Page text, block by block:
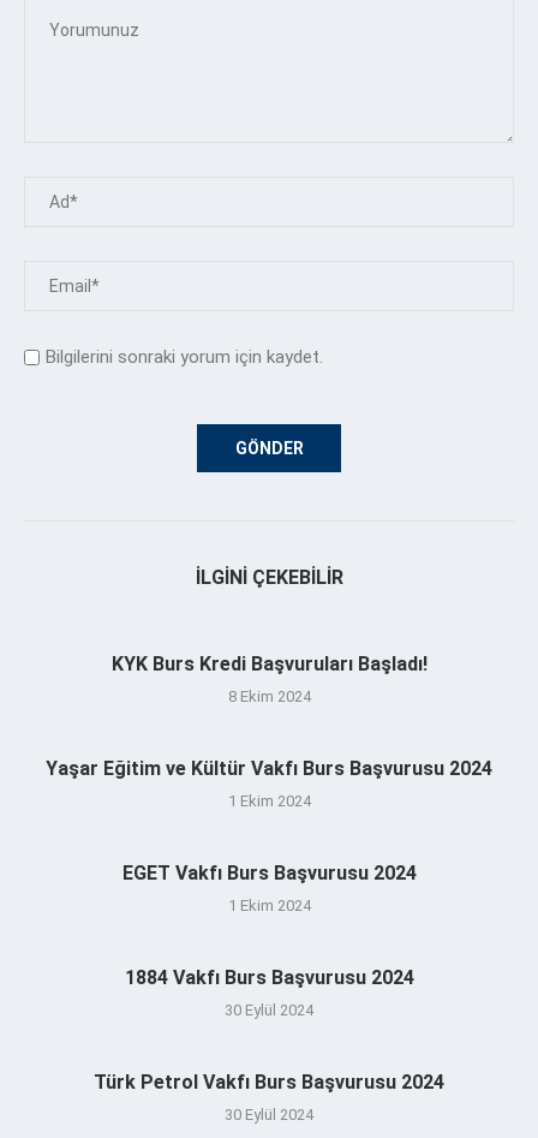
Bilgilerini sonraki yorum için kaydet.
İLGINI ÇEKEBILIR
KYK Burs Kredi Başvuruları Başladı!
8 Ekim 2024
Yaşar Eğitim ve Kültür Vakfı Burs Başvurusu 2024
1 Ekim 2024
EGET Vakfı Burs Başvurusu 2024
1 Ekim 2024
1884 Vakfı Burs Başvurusu 2024
30 Eylül 2024
Türk Petrol Vakfı Burs Başvurusu 2024
30 Eylül 2024